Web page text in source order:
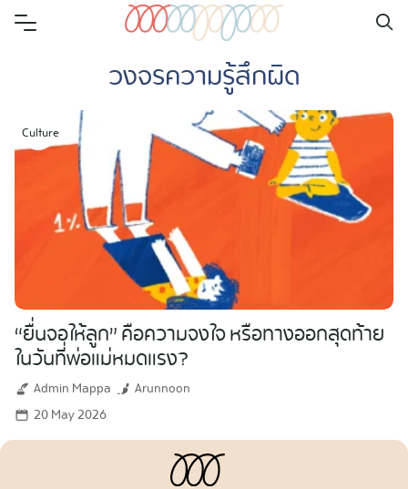
Skip
for:
วงจรความรู้สึกผิด
Culture
“ยื่นจอให้ลูก” คือความจงใจ หรือทางออกสุดท้าย
ในวันที่พ่อแม่หมดแรง?
Admin Mappa
Arunnoon
20 May 2026